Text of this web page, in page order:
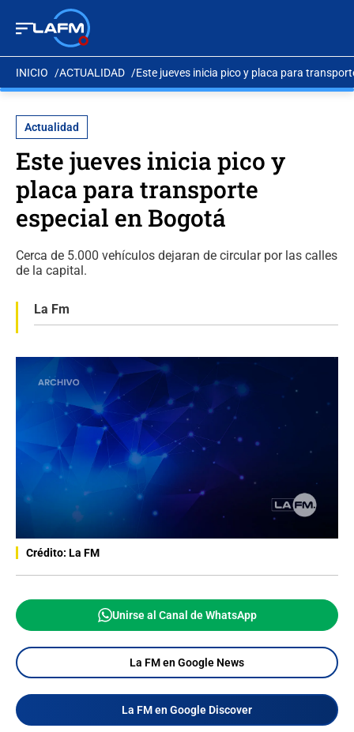
INICIO ACTUALIDAD Este jueves inicia pico y placa para
Actualidad
Este jueves inicia pico y
placa para transporte
especial en Bogotá
Cerca de 5.000 vehículos dejaran de circular por las calles
de la capital.
La Fm
Crédito: La FM
Unirse al Canal de WhatsApp
La FM en Google News
La FM en Google Discover